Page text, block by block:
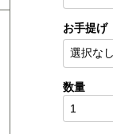
お手提げ
数量